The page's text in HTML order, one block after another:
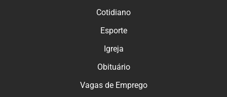
Cotidiano
Esporte
Igreja
Obituário
Vagas de Emprego